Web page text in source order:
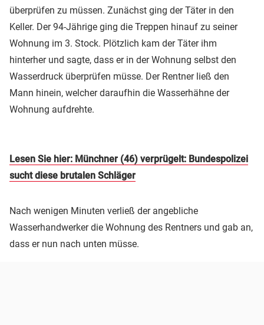
überprüfen zu müssen. Zunächst ging der Täter in den
Keller. Der 94-Jährige ging die Treppen hinauf zu seiner
Wohnung im 3. Stock. Plötzlich kam der Täter ihm
hinterher und sagte, dass er in der Wohnung selbst den
Wasserdruck überprüfen müsse. Der Rentner ließ den
Mann hinein, welcher daraufhin die Wasserhähne der
Wohnung aufdrehte.
Lesen Sie hier: Münchner (46) verprügelt: Bundespolizei
sucht diese brutalen Schläger
Nach wenigen Minuten verließ der angebliche
Wasserhandwerker die Wohnung des Rentners und gab an,
dass er nun nach unten müsse.